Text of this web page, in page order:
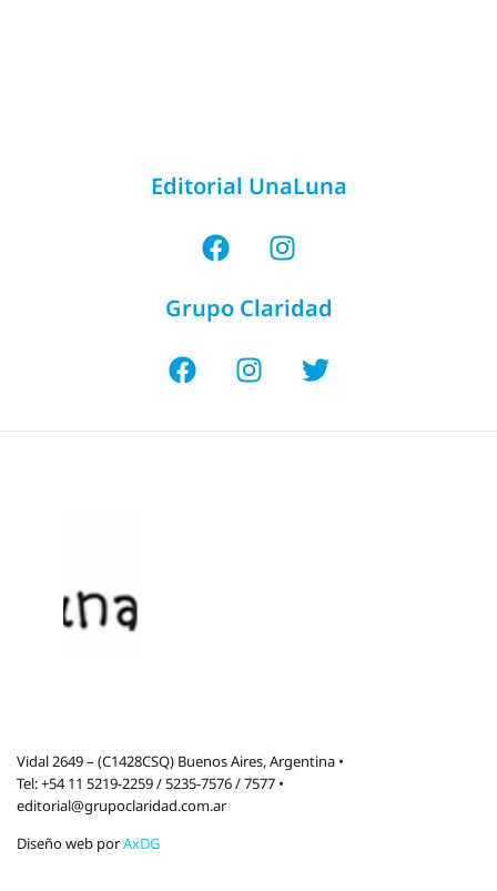
Editorial UnaLuna
Grupo Claridad
Vidal 2649 – (C1428CSQ) Buenos Aires, Argentina •
Tel: +54 11 5219-2259 / 5235-7576 / 7577 •
editorial@grupoclaridad.com.ar
Diseño web porAxDG